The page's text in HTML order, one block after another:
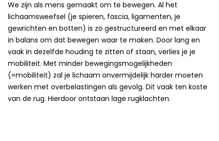
We zijn als mens gemaakt om te bewegen. Al het
lichaamsweefsel (je spieren, fascia, ligamenten, je
gewrichten en botten) is zo gestructureerd en met elkaar
in balans om dat bewegen waar te maken. Door lang en
vaak in dezelfde houding te zitten of staan, verlies je je
mobiliteit. Met minder bewegingsmogelijkheden
(=mobiliteit) zal je lichaam onvermijdelijk harder moeten
werken met overbelastingen als gevolg. Dit vaak ten koste
van de rug. Hierdoor ontstaan lage rugklachten.